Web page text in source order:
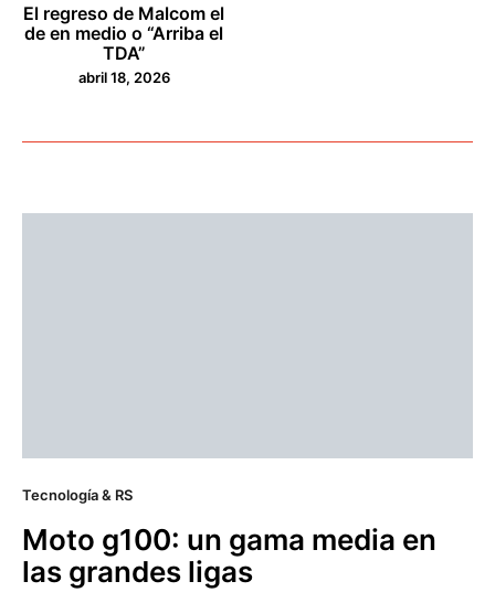
El regreso de Malcom el
de en medio o “Arriba el
TDA”
abril 18, 2026
Tecnología & RS
Moto g100: un gama media en
las grandes ligas